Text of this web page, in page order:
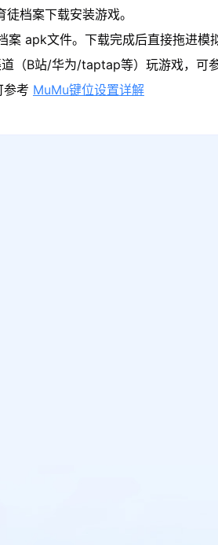
档案下载安装游戏。
apk文件。下载完成后直接拖进模
（B站/华为/taptap等）玩游戏，可
参考 MuMu键位设置详解